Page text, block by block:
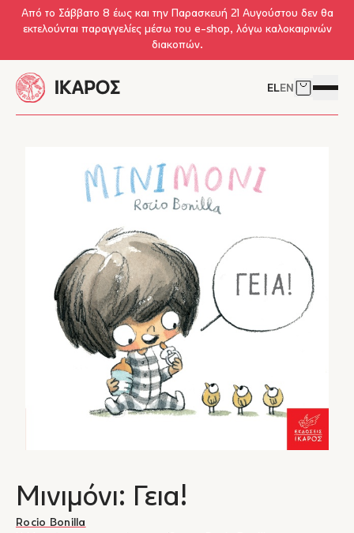
Skip to main content
Από το Σάββατο 8 έως και την Παρασκευή 21 Αυγούστου δεν θα
εκτελούνται παραγγελίες μέσω του e-shop, λόγω καλοκαιρινών
διακοπών.
ELEN Δείτε το
Μινιμόνι: Γεια!
Rocio Bonilla